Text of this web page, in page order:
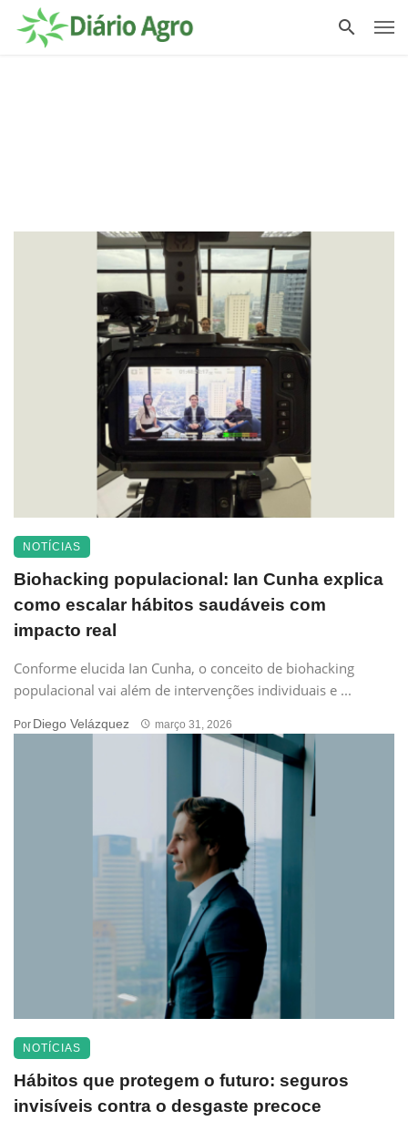
NOTÍCIAS
Biohacking populacional: Ian Cunha explica
como escalar hábitos saudáveis com
impacto real
Conforme elucida Ian Cunha, o conceito de biohacking
populacional vai além de intervenções individuais e ...
Por Diego Velázquez março 31, 2026
NOTÍCIAS
Hábitos que protegem o futuro: seguros
invisíveis contra o desgaste precoce